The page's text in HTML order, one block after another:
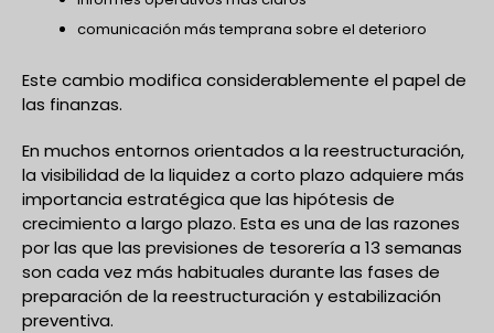
comunicación más temprana sobre el deterioro
Este cambio modifica considerablemente el papel de
las finanzas.
En muchos entornos orientados a la reestructuración,
la visibilidad de la liquidez a corto plazo adquiere más
importancia estratégica que las hipótesis de
crecimiento a largo plazo. Esta es una de las razones
por las que las previsiones de tesorería a 13 semanas
son cada vez más habituales durante las fases de
preparación de la reestructuración y estabilización
preventiva.